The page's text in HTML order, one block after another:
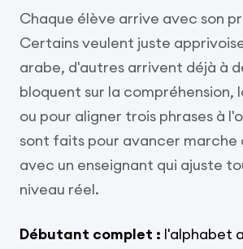
Chaque élève arrive avec son
Certains veulent juste
arabe, d'autres arrivent déjà à
bloquent sur la compréhension,
ou pour aligner trois phrases à
sont faits pour avancer marche
avec un enseignant qui ajuste
niveau réel.
Débutant complet : l'alphabet